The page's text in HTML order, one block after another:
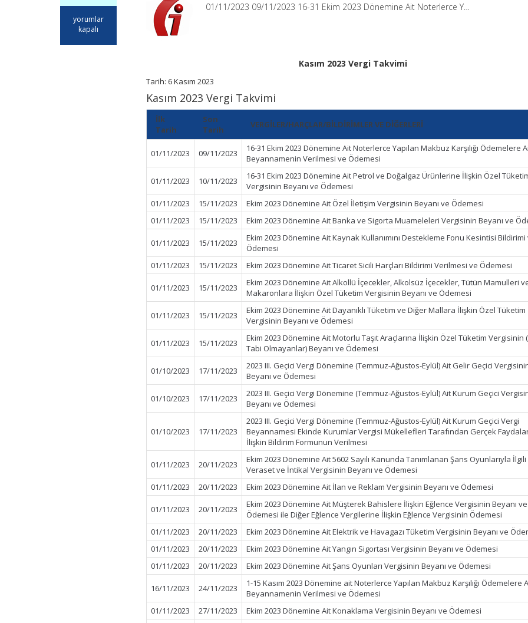
Kasım
2023
yorumlar
kapalı
01/11/2023 09/11/2023 16-31 Ekim 2023 Dönemine Ait Noterlerce Y…
Kasım 2023 Vergi Takvimi
Tarih: 6 Kasım 2023
Kasım 2023 Vergi Takvimi
İlk
Tarih
Son
Tarih
VERGİLER/HARÇLAR/BİLDİRİMLER VE DİĞERLERİ
01/11/2023 09/11/2023
16-31 Ekim 2023 Dönemine Ait Noterlerce Yapılan Makbuz Karşılığı Ödemelere
Beyannamenin Verilmesi ve Ödemesi
01/11/2023 10/11/2023
16-31 Ekim 2023 Dönemine Ait Petrol ve Doğalgaz Ürünlerine İlişkin Özel
Vergisinin Beyanı ve Ödemesi
01/11/2023
15/11/2023
Ekim 2023 Dönemine Ait Özel İletişim Vergisinin Beyanı ve Ödemesi
01/11/2023
15/11/2023 Ekim 2023 Dönemine Ait Banka ve Sigorta Muameleleri Vergisinin Beyanı ve
01/11/2023 15/11/2023
Ekim 2023 Dönemine Ait Kaynak Kullanımını Destekleme Fonu Kesintisi Bildirimi
Ödemesi
01/11/2023
15/11/2023 Ekim 2023 Dönemine Ait Ticaret Sicili Harçları Bildirimi Verilmesi ve Ödemesi
01/11/2023 15/11/2023
Ekim 2023 Dönemine Ait Alkollü İçecekler, Alkolsüz İçecekler, Tütün Mamulleri
Makaronlara İlişkin Özel Tüketim Vergisinin Beyanı ve Ödemesi
01/11/2023 15/11/2023
Ekim 2023 Dönemine Ait Dayanıklı Tüketim ve Diğer Mallara İlişkin Özel Tüketim
Vergisinin Beyanı ve Ödemesi
01/11/2023 15/11/2023
Ekim 2023 Dönemine Ait Motorlu Taşıt Araçlarına İlişkin Özel Tüketim Vergisinin
Tabi Olmayanlar) Beyanı ve Ödemesi
01/10/2023 17/11/2023
2023 III. Geçici Vergi Dönemine (Temmuz-Ağustos-Eylül) Ait Gelir Geçici
Beyanı ve Ödemesi
01/10/2023 17/11/2023
2023 III. Geçici Vergi Dönemine (Temmuz-Ağustos-Eylül) Ait Kurum Geçici
Beyanı ve Ödemesi
01/10/2023 17/11/2023
2023 III. Geçici Vergi Dönemine (Temmuz-Ağustos-Eylül) Ait Kurum Geçici Vergi
Beyannamesi Ekinde Kurumlar Vergisi Mükellefleri Tarafından Gerçek
İlişkin Bildirim Formunun Verilmesi
01/11/2023 20/11/2023
Ekim 2023 Dönemine Ait 5602 Sayılı Kanunda Tanımlanan Şans Oyunlarıyla İlgili
Veraset ve İntikal Vergisinin Beyanı ve Ödemesi
01/11/2023
20/11/2023 Ekim 2023 Dönemine Ait İlan ve Reklam Vergisinin Beyanı ve Ödemesi
01/11/2023 20/11/2023
Ekim 2023 Dönemine Ait Müşterek Bahislere İlişkin Eğlence Vergisinin Beyanı ve
Ödemesi ile Diğer Eğlence Vergilerine İlişkin Eğlence Vergisinin Ödemesi
01/11/2023
20/11/2023
Ekim 2023 Dönemine Ait Elektrik ve Havagazı Tüketim Vergisinin Beyanı ve
01/11/2023
20/11/2023
Ekim 2023 Dönemine Ait Yangın Sigortası Vergisinin Beyanı ve Ödemesi
01/11/2023
20/11/2023 Ekim 2023 Dönemine Ait Şans Oyunları Vergisinin Beyanı ve Ödemesi
16/11/2023 24/11/2023
1-15 Kasım 2023 Dönemine ait Noterlerce Yapılan Makbuz Karşılığı Ödemelere
Beyannamenin Verilmesi ve Ödemesi
01/11/2023
27/11/2023 Ekim 2023 Dönemine Ait Konaklama Vergisinin Beyanı ve Ödemesi